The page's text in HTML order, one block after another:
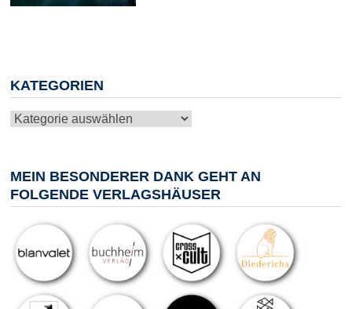
KATEGORIEN
Kategorien
MEIN BESONDERER DANK GEHT AN
FOLGENDE VERLAGSHÄUSER